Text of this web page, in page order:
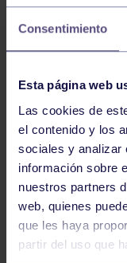
Consentimiento
Esta página web
Las cookies de
el contenido y los
sociales y analizar
información sobre
nuestros partners
web, quienes
que les haya
partir del uso que
16 MARTES
PILATES
1 2